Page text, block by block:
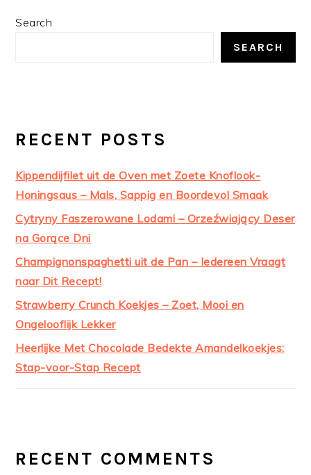
PRIMARY
Search
SEARCH
RECENT POSTS
Kippendijfilet uit de Oven met Zoete Knoflook-
Honingsaus – Mals, Sappig en Boordevol Smaak
Cytryny Faszerowane Lodami – Orzeźwiający Deser
na Gorące Dni
Champignonspaghetti uit de Pan – Iedereen Vraagt
naar Dit Recept!
Strawberry Crunch Koekjes – Zoet, Mooi en
Ongelooflijk Lekker
Heerlijke Met Chocolade Bedekte Amandelkoekjes:
Stap-voor-Stap Recept
RECENT COMMENTS